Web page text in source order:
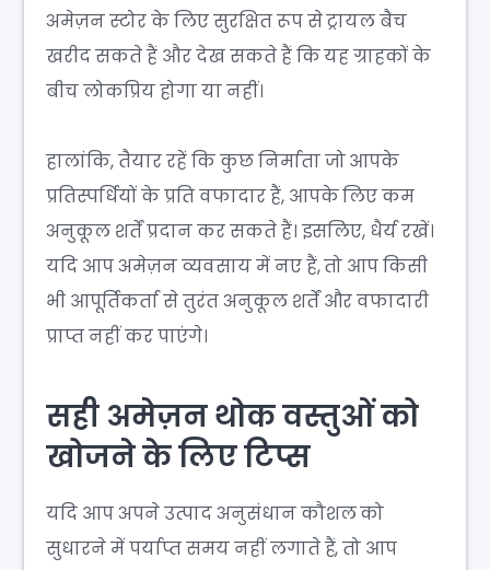
अमेज़न स्टोर के लिए सुरक्षित रूप से ट्रायल बैच
खरीद सकते हैं और देख सकते हैं कि यह ग्राहकों के
बीच लोकप्रिय होगा या नहीं।
हालांकि, तैयार रहें कि कुछ निर्माता जो आपके
प्रतिस्पर्धियों के प्रति वफादार हैं, आपके लिए कम
अनुकूल शर्तें प्रदान कर सकते हैं। इसलिए, धैर्य रखें।
यदि आप अमेज़न व्यवसाय में नए हैं, तो आप किसी
भी आपूर्तिकर्ता से तुरंत अनुकूल शर्तें और वफादारी
प्राप्त नहीं कर पाएंगे।
सही अमेज़न थोक वस्तुओं को
खोजने के लिए टिप्स
यदि आप अपने उत्पाद अनुसंधान कौशल को
सुधारने में पर्याप्त समय नहीं लगाते हैं, तो आप